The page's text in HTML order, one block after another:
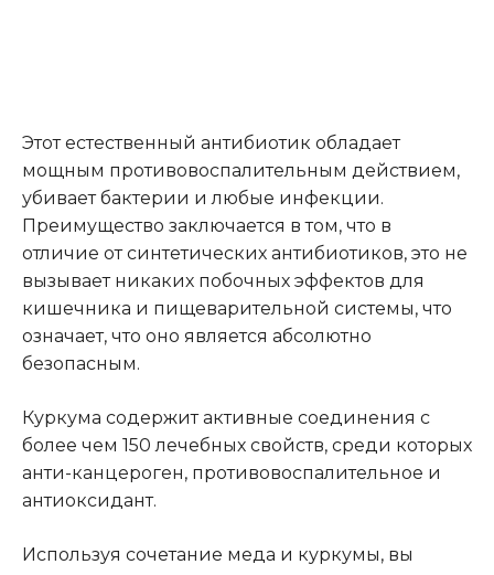
Этот естественный антибиотик обладает
мощным противовоспалительным действием,
убивает бактерии и любые инфекции.
Преимущество заключается в том, что в
отличие от синтетических антибиотиков, это не
вызывает никаких побочных эффектов для
кишечника и пищеварительной системы, что
означает, что оно является абсолютно
безопасным.
Куркума содержит активные соединения с
более чем 150 лечебных свойств, среди которых
анти-канцероген, противовоспалительное и
антиоксидант.
Используя сочетание меда и куркумы, вы